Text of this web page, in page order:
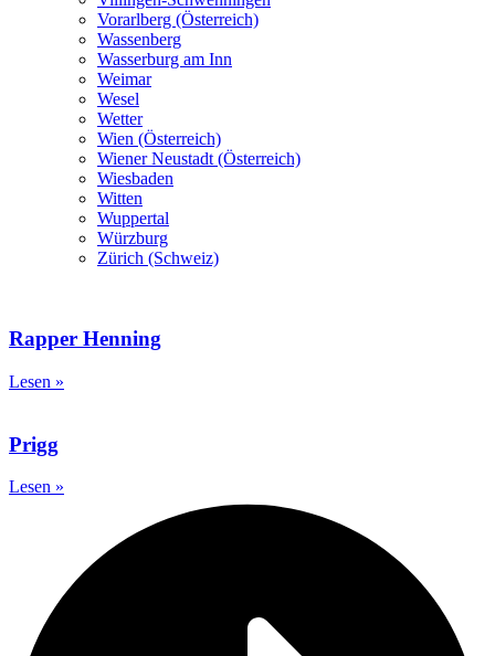
Vorarlberg (Österreich)
Wassenberg
Wasserburg am Inn
Weimar
Wesel
Wetter
Wien (Österreich)
Wiener Neustadt (Österreich)
Wiesbaden
Witten
Wuppertal
Würzburg
Zürich (Schweiz)
Rapper Henning
Lesen »
Prigg
Lesen »